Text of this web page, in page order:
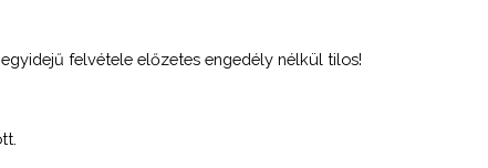
felvétele előzetes engedély nélkül tilos!